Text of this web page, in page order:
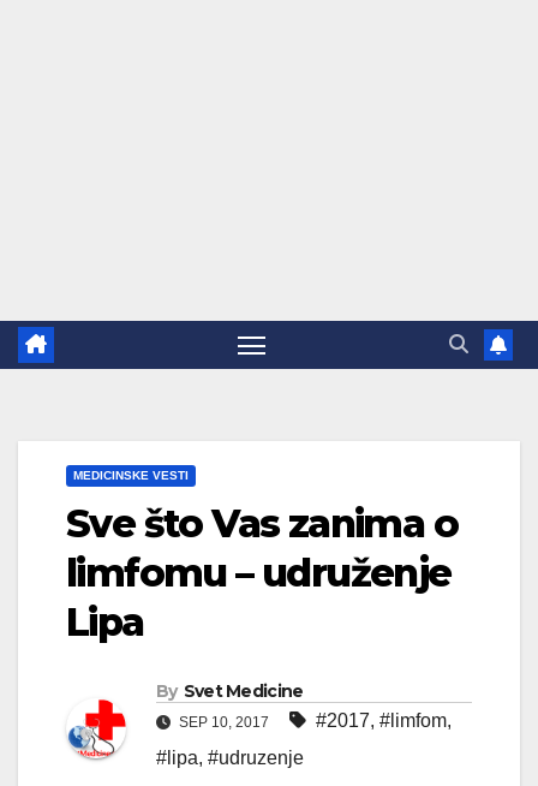
MEDICINSKE VESTI
Sve što Vas zanima o
limfomu – udruženje
Lipa
By Svet Medicine
SEP 10, 2017 #2017, #limfom,
#lipa, #udruzenje